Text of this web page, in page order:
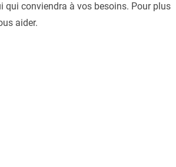
conviendra à vos besoins. Pour plus
aider.